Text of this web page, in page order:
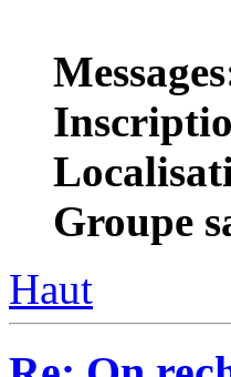
Groupe
Haut